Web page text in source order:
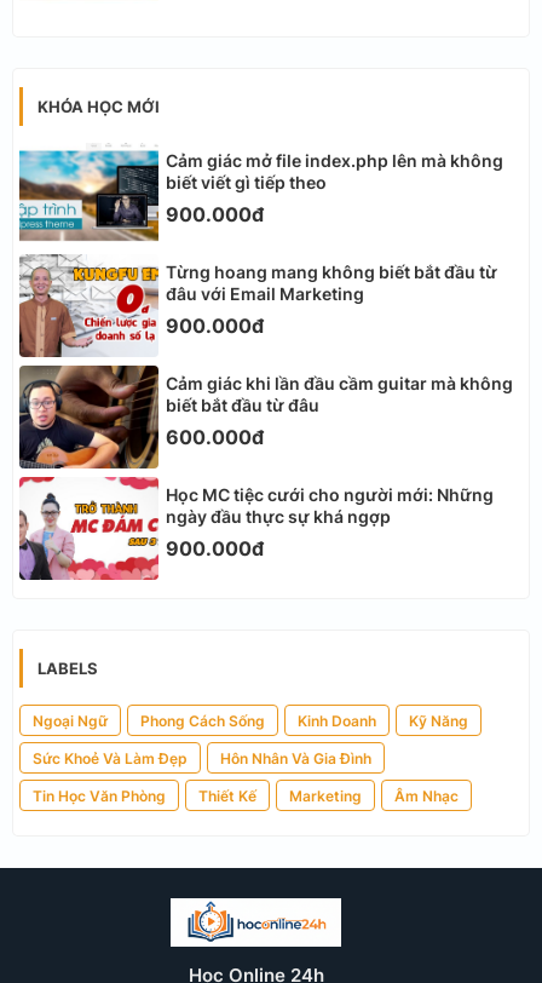
KHÓA HỌC MỚI
Cảm giác mở file index.php lên mà không
biết viết gì tiếp theo
900.000đ
Từng hoang mang không biết bắt đầu từ
đâu với Email Marketing
900.000đ
Cảm giác khi lần đầu cầm guitar mà không
biết bắt đầu từ đâu
600.000đ
Học MC tiệc cưới cho người mới: Những
ngày đầu thực sự khá ngợp
900.000đ
LABELS
Ngoại Ngữ Phong Cách Sống Kinh Doanh Kỹ Năng
Sức Khoẻ Và Làm Đẹp Hôn Nhân Và Gia Đình
Tin Học Văn Phòng Thiết Kế Marketing Âm Nhạc
Học Online 24h